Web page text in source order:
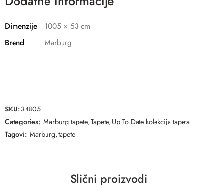
Dimenzije
1005 × 53 cm
Brend
Marburg
SKU:34805
Categories: Marburg tapete,Tapete,Up To Date kolekcija tapeta
Tagovi: Marburg,tapete
Slični proizvodi